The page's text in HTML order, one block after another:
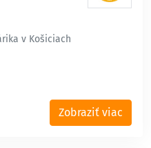
v Košiciach
Zobraziť viac